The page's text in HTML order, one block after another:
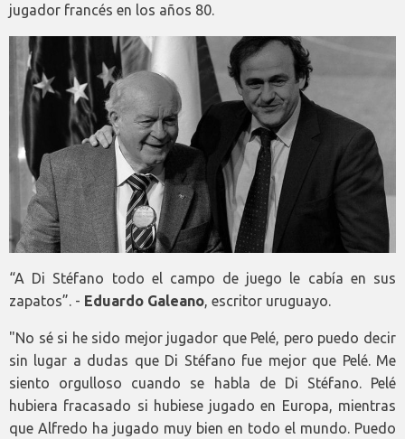
jugador francés en los años 80.
“A Di Stéfano todo el campo de juego le cabía en sus
zapatos”. - Eduardo Galeano, escritor uruguayo.
"No sé si he sido mejor jugador que Pelé, pero puedo decir
sin lugar a dudas que Di Stéfano fue mejor que Pelé. Me
siento orgulloso cuando se habla de Di Stéfano. Pelé
hubiera fracasado si hubiese jugado en Europa, mientras
que Alfredo ha jugado muy bien en todo el mundo. Puedo